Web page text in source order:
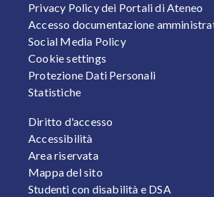
Privacy Policy dei Portali di Ateneo
Accesso documentazione
Social Media Policy
Cookie settings
Protezione Dati Personali
Statistiche
FOOTER 2
Diritto d'accesso
Accessibilità
Area riservata
Mappa del sito
Studenti con disabilità e DSA